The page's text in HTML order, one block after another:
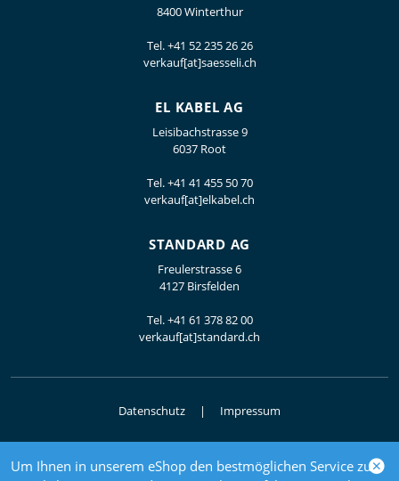
Um Ihnen in unserem eShop den bestmöglichen Service zu
8400 Winterthur
Tel.+41 52 235 26 26
verkauf[at]saesseli.ch
EL KABEL AG
Leisibachstrasse 9
6037 Root
Tel.+41 41 455 50 70
verkauf[at]elkabel.ch
STANDARD AG
Freulerstrasse 6
4127 Birsfelden
Tel.+41 61 378 82 00
verkauf[at]standard.ch
Datenschutz Impressum